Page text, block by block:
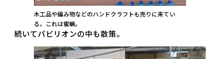
木工品や編み物などのハンドクラフトも売りに来てい
る。これは蜜蝋。
続いてパビリオンの中も散策。